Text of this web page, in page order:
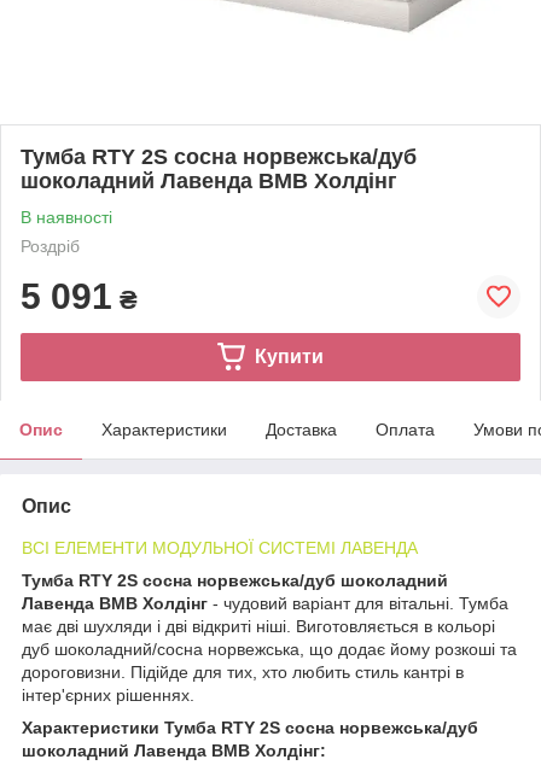
Тумба RTY 2S сосна норвежська/дуб
шоколадний Лавенда ВМВ Холдінг
В наявності
Роздріб
5 091 ₴
Купити
Опис Характеристики Доставка Оплата Умови
Опис
ВСІ ЕЛЕМЕНТИ МОДУЛЬНОЇ СИСТЕМІ ЛАВЕНДА
Тумба RTY 2S сосна норвежська/дуб шоколадний
Лавенда ВМВ Холдінг - чудовий варіант для вітальні. Тумба
має дві шухляди і дві відкриті ніші. Виготовляється в кольорі
дуб шоколадний/сосна норвежська, що додає йому розкоші та
дороговизни. Підійде для тих, хто любить стиль кантрі в
інтер'єрних рішеннях.
Характеристики Тумба RTY 2S сосна норвежська/дуб
шоколадний Лавенда ВМВ Холдінг: